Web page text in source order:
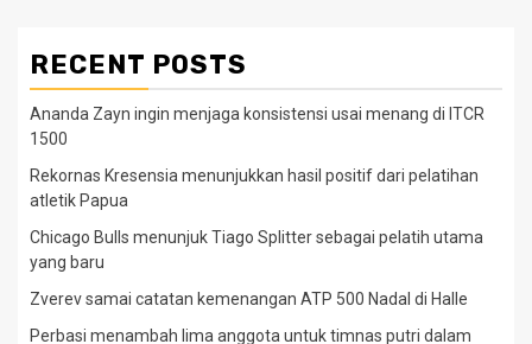
RECENT POSTS
Ananda Zayn ingin menjaga konsistensi usai menang di ITCR
1500
Rekornas Kresensia menunjukkan hasil positif dari pelatihan
atletik Papua
Chicago Bulls menunjuk Tiago Splitter sebagai pelatih utama
yang baru
Zverev samai catatan kemenangan ATP 500 Nadal di Halle
Perbasi menambah lima anggota untuk timnas putri dalam